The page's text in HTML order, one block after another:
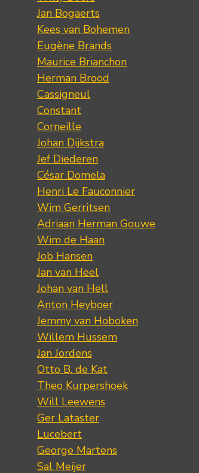
Jan Bogaerts
Kees van Bohemen
Eugène Brands
Maurice Brianchon
Herman Brood
Cassigneul
Constant
Corneille
Johan Dijkstra
Jef Diederen
César Domela
Henri Le Fauconnier
Wim Gerritsen
Adriaan Herman Gouwe
Wim de Haan
Job Hansen
Jan van Heel
Johan van Hell
Anton Heyboer
Jemmy van Hoboken
Willem Hussem
Jan Jordens
Otto B. de Kat
Theo Kurpershoek
Will Leewens
Ger Lataster
Lucebert
George Martens
Sal Meijer